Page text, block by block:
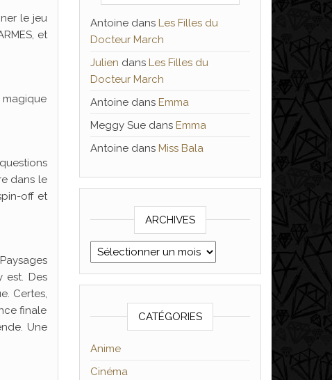
le jeu
et
magique
dans le
off et
est. Des
Certes,
finale
Une
Antoinedans Les Filles du
Docteur March
Julien dans Les Filles du
Docteur March
Antoinedans Emma
Meggy Suedans Emma
Antoinedans Miss Bala
ARCHIVES
Archives
CATÉGORIES
Anime
Cinéma